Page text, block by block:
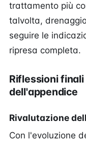
trattamento più
talvolta,
seguire le
ripresa completa.
Riflessioni
dell'appendice
Rivalutazione
Con l'evoluzione